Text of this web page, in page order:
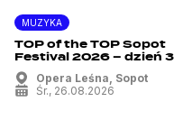
MUZYKA
TOP of the TOP Sopot
Festival 2026 – dzień 3
Opera Leśna, Sopot
śr., 26.08.2026